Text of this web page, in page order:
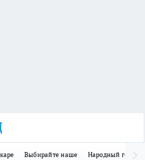
Выбирайте наше Народный герой